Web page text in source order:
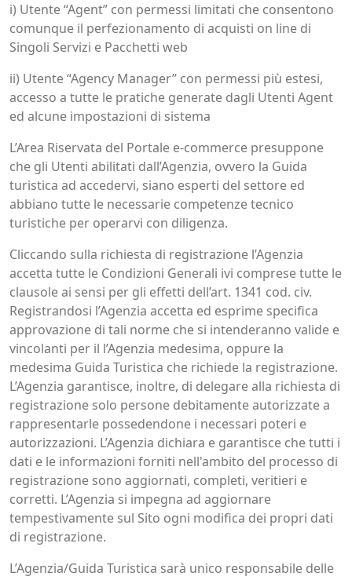
i) Utente “Agent” con permessi limitati che consentono
comunque il perfezionamento di acquisti on line di
Singoli Servizi e Pacchetti web
ii) Utente “Agency Manager” con permessi più estesi,
accesso a tutte le pratiche generate dagli Utenti Agent
ed alcune impostazioni di sistema
L’Area Riservata del Portale e-commerce presuppone
che gli Utenti abilitati dall’Agenzia, ovvero la Guida
turistica ad accedervi, siano esperti del settore ed
abbiano tutte le necessarie competenze tecnico
turistiche per operarvi con diligenza.
Cliccando sulla richiesta di registrazione l’Agenzia
accetta tutte le Condizioni Generali ivi comprese tutte le
clausole ai sensi per gli effetti dell’art. 1341 cod. civ.
Registrandosi l’Agenzia accetta ed esprime specifica
approvazione di tali norme che si intenderanno valide e
vincolanti per il l’Agenzia medesima, oppure la
medesima Guida Turistica che richiede la registrazione.
L’Agenzia garantisce, inoltre, di delegare alla richiesta di
registrazione solo persone debitamente autorizzate a
rappresentarle possedendone i necessari poteri e
autorizzazioni. L’Agenzia dichiara e garantisce che tutti i
dati e le informazioni forniti nell'ambito del processo di
registrazione sono aggiornati, completi, veritieri e
corretti. L’Agenzia si impegna ad aggiornare
tempestivamente sul Sito ogni modifica dei propri dati
di registrazione.
L’Agenzia/Guida Turistica sarà unico responsabile delle